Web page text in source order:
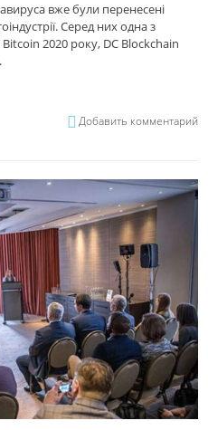
вже були перенесені
Серед них одна з
2020 року, DC Blockchain
Добавить комментарий